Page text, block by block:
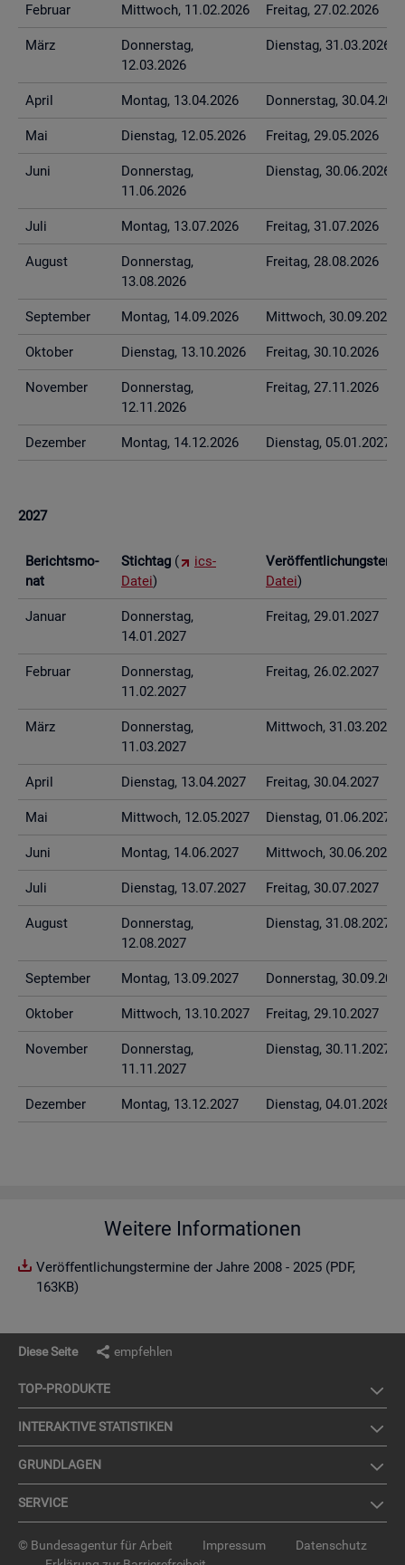
Fe­bru­ar Mitt­woch, 11.02.2026 Frei­tag, 27.02.2026
März
Don­ners­tag,
12.03.2026
Diens­tag, 31.03.2026
April Mon­tag, 13.04.2026 Don­ners­tag,
Mai Diens­tag, 12.05.2026 Frei­tag, 29.05.2026
Juni
Don­ners­tag,
11.06.2026
Diens­tag, 30.06.2026
Juli Mon­tag, 13.07.2026 Frei­tag, 31.07.2026
Au­gust
Don­ners­tag,
13.08.2026
Frei­tag, 28.08.2026
Sep­tem­ber Mon­tag, 14.09.2026 Mitt­woch, 30.09.2026
Ok­to­ber Diens­tag, 13.10.2026 Frei­tag, 30.10.2026
No­vem­ber
Don­ners­tag,
12.11.2026
Frei­tag, 27.11.2026
De­zem­ber Mon­tag, 14.12.2026 Diens­tag, 05.01.2027
2027
Be­richts­mo­
nat
Stich­tag (
ics-
Datei)
Datei)
Ja­nu­ar
Don­ners­tag,
14.01.2027
Frei­tag, 29.01.2027
Fe­bru­ar
Don­ners­tag,
11.02.2027
Frei­tag, 26.02.2027
März
Don­ners­tag,
11.03.2027
Mitt­woch, 31.03.2027
April Diens­tag, 13.04.2027 Frei­tag, 30.04.2027
Mai Mitt­woch, 12.05.2027 Diens­tag, 01.06.2027
Juni Mon­tag, 14.06.2027 Mitt­woch, 30.06.2027
Juli Diens­tag, 13.07.2027 Frei­tag, 30.07.2027
Au­gust
Don­ners­tag,
12.08.2027
Diens­tag, 31.08.2027
Sep­tem­ber Mon­tag, 13.09.2027 Don­ners­tag,
Ok­to­ber Mitt­woch, 13.10.2027 Frei­tag, 29.10.2027
No­vem­ber
Don­ners­tag,
11.11.2027
Diens­tag, 30.11.2027
De­zem­ber Mon­tag, 13.12.2027 Diens­tag, 04.01.2028
Weitere Informationen
Veröffentlichungstermine der Jahre 2008 - 2025 (PDF,
163KB)
Diese Seite empfehlen
TOP-PRO­DUK­TE
IN­TER­AK­TI­VE STA­TIS­TI­KEN
GRUND­LA­GEN
SER­VICE
© Bundesagentur für Arbeit Impressum
Datenschutz